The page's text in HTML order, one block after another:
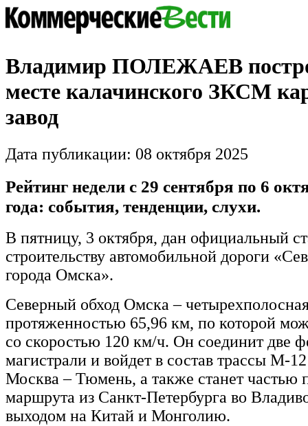
Владимир ПОЛЕЖАЕВ
месте калачинского ЗКСМ
завод
Дата публикации: 08 октября 2025
Рейтинг недели с 29 сентября по 6
года: события, тенденции, слухи.
В пятницу, 3 октября, дан официальный
строительству автомобильной дороги
города Омска».
Северный обход Омска –
протяженностью 65,96 км, по которой
со скоростью 120 км/ч. Он соединит две
магистрали и войдет в состав трассы М-
Москва – Тюмень, а также станет частью
маршрута из Санкт-Петербурга во
выходом на Китай и Монголию.